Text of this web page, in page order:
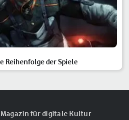
Reihenfolge der Spiele
für digitale Kultur